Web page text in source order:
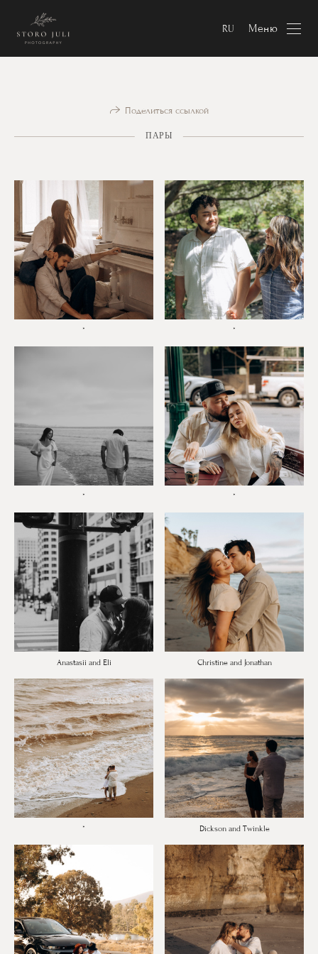
RU Меню
Поделиться ссылкой
ПАРЫ
* *
* *
Anastasii and Eli Christine and Jonathan
* Dickson and Twinkle